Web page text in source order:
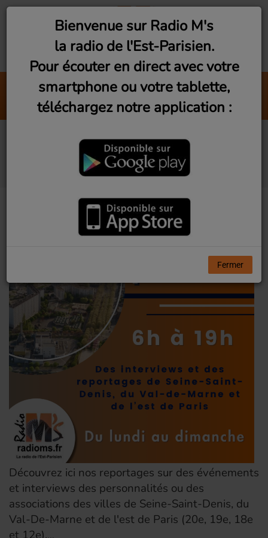
Shape Of You
Ed Sheeran
Reportages / Interviews
de l'Est-Parisien
Découvrez ici nos reportages sur des événements
et interviews des personnalités ou des
associations des villes de Seine-Saint-Denis, du
Val-De-Marne et de l'est de Paris (20e, 19e, 18e
Bienvenue sur Radio M's
la radio de l'Est-Parisien.
Pour écouter en direct avec votre
smartphone ou votre tablette,
téléchargez notre application :
Fermer